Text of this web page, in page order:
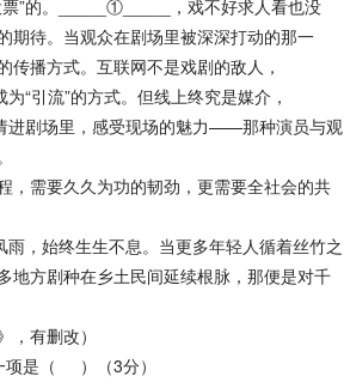
”的。_____①_____，戏不好求人看也没
期待。当观众在剧场里被深深打动的那一
播方式。互联网不是戏剧的敌人，
“引流”的方式。但线上终究是媒介，
进剧场里，感受现场的魅力——那种演员与观
需要久久为功的韧劲，更需要全社会的共
，始终生生不息。当更多年轻人循着丝竹之
地方剧种在乡土民间延续根脉，那便是对千
有删改）
是（ ）（3分）